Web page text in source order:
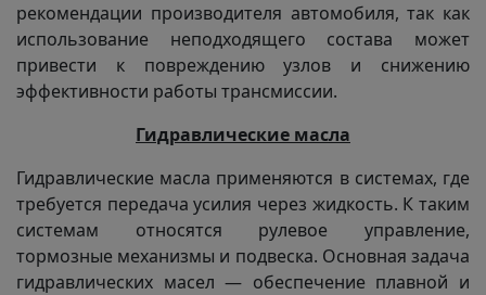
рекомендации производителя автомобиля, так как
использование неподходящего состава может
привести к повреждению узлов и снижению
эффективности работы трансмиссии.
Гидравлические масла
Гидравлические масла применяются в системах, где
требуется передача усилия через жидкость. К таким
системам относятся рулевое управление,
тормозные механизмы и подвеска. Основная задача
гидравлических масел — обеспечение плавной и